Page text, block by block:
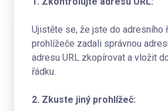
Ujistěte se, že jste do adresního
prohlížeče zadali správnou
adresu URL zkopírovat a vložit
řádku.
2. Zkuste jiný prohlížeč: